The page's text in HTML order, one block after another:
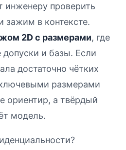
инженеру проверить
зажим в контексте.
2D с размерами, где
допуски и базы. Если
достаточно чётких
размерами
ориентир, а твёрдый
модель.